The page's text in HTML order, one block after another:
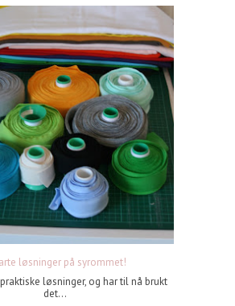
løsninger på syrommet!
løsninger, og har til nå brukt
det...